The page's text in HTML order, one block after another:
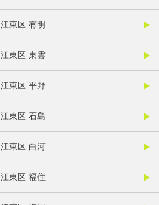
江東区 有明
江東区 東雲
江東区 平野
江東区 石島
江東区 白河
江東区 福住